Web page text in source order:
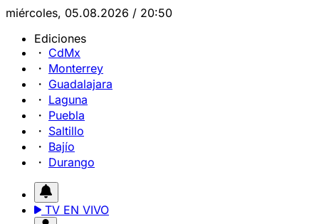
miércoles, 05.08.2026 / 20:50
Ediciones
CdMx
Monterrey
Guadalajara
Laguna
Puebla
Saltillo
Bajío
Durango
TV EN VIVO